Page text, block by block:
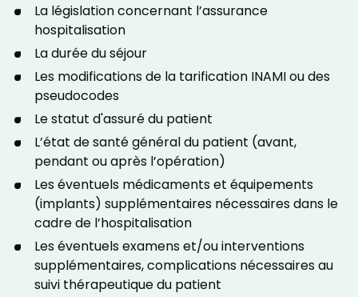
La législation concernant l’assurance
hospitalisation
La durée du séjour
Les modifications de la tarification INAMI ou des
pseudocodes
Le statut d'assuré du patient
L’état de santé général du patient (avant,
pendant ou après l’opération)
Les éventuels médicaments et équipements
(implants) supplémentaires nécessaires dans le
cadre de l’hospitalisation
Les éventuels examens et/ou interventions
supplémentaires, complications nécessaires au
suivi thérapeutique du patient